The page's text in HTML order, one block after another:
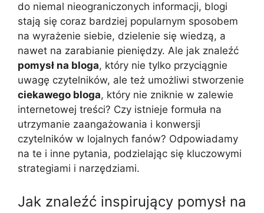
do niemal nieograniczonych informacji, blogi
stają się coraz bardziej popularnym sposobem
na wyrażenie siebie, dzielenie się wiedzą, a
nawet na zarabianie pieniędzy. Ale jak znaleźć
pomysł na bloga, który nie tylko przyciągnie
uwagę czytelników, ale też umożliwi stworzenie
ciekawego bloga, który nie zniknie w zalewie
internetowej treści? Czy istnieje formuła na
utrzymanie zaangażowania i konwersji
czytelników w lojalnych fanów? Odpowiadamy
na te i inne pytania, podzielając się kluczowymi
strategiami i narzędziami.
Jak znaleźć inspirujący pomysł na